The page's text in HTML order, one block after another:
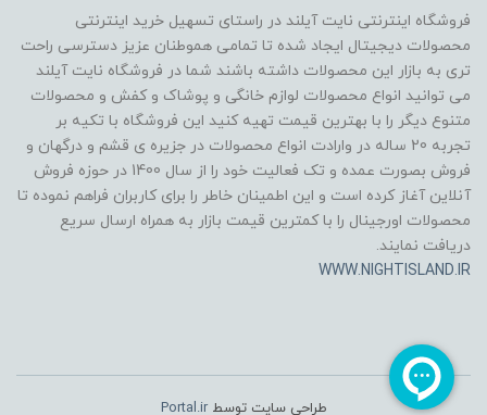
فروشگاه اینترنتی نایت آیلند در راستای تسهیل خرید اینترنتی
محصولات دیجیتال ایجاد شده تا تمامی هموطنان عزیز دسترسی راحت
تری به بازار این محصولات داشته باشند شما در فروشگاه نایت آیلند
می توانید انواع محصولات لوازم خانگی و پوشاک و کفش و محصولات
متنوع دیگر را با بهترین قیمت تهیه کنید این فروشگاه با تکیه بر
تجربه 20 ساله در وارادت انواع محصولات در جزیره ی قشم و درگهان و
فروش بصورت عمده و تک فعالیت خود را از سال 1400 در حوزه فروش
آنلاین آغاز کرده است و این اطمینان خاطر را برای کاربران فراهم نموده تا
محصولات اورجینال را با کمترین قیمت بازار به همراه ارسال سریع
دریافت نمایند.
WWW.NIGHTISLAND.IR
طراحی سایت توسطPortal.ir